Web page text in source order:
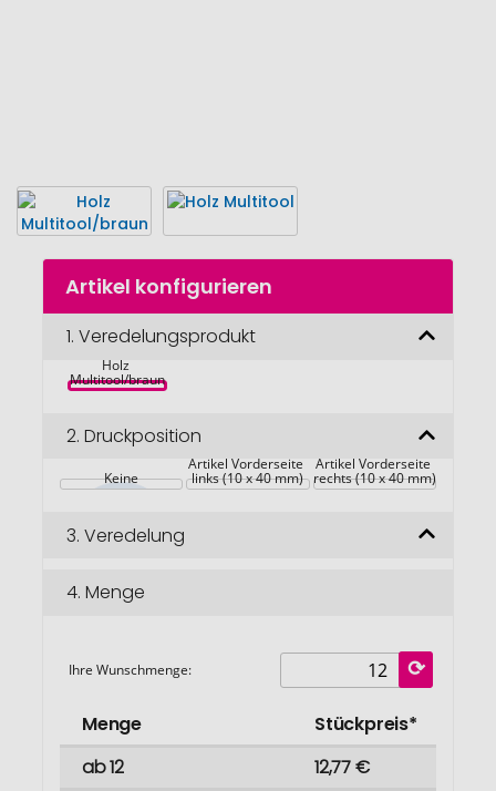
Zum
Anfang
Bildgalerie
Artikel konfigurieren
1. Veredelungsprodukt
Holz
Multitool/braun
2. Druckposition
Keine
Artikel Vorderseite
links (10 x 40 mm)
Artikel Vorderseite
rechts (10 x 40 mm)
3. Veredelung
4. Menge
Ihre Wunschmenge:
Menge
Stückpreis*
ab 12
12,77 €